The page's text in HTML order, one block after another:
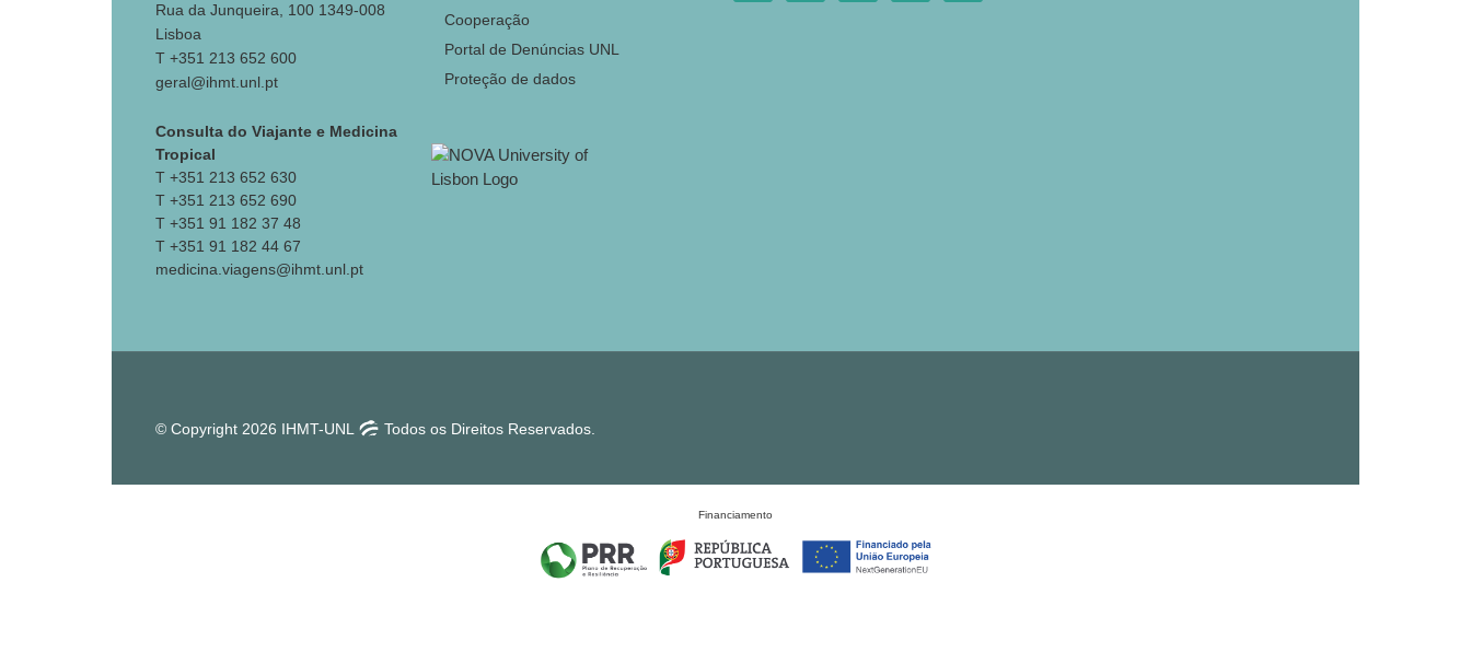
Rua da Junqueira, 100 1349-008
Lisboa
T +351 213 652 600
geral@ihmt.unl.pt
Consulta do Viajante e Medicina
Tropical
T +351 213 652 630
T +351 213 652 690
T +351 91 182 37 48
T +351 91 182 44 67
medicina.viagens@ihmt.unl.pt
Cooperação
Portal de Denúncias UNL
Proteção de dados
© Copyright 2026 IHMT-UNL Todos os Direitos Reservados.
Financiamento